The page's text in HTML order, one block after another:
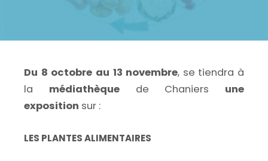
Du 8 octobre au 13 novembre, se tiendra à
la médiathèquede Chaniers une
exposition sur :
LES PLANTES ALIMENTAIRES